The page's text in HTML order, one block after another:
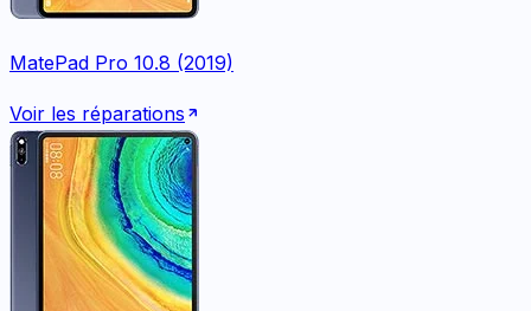
MatePad Pro 10.8 (2019)
Voir les réparations